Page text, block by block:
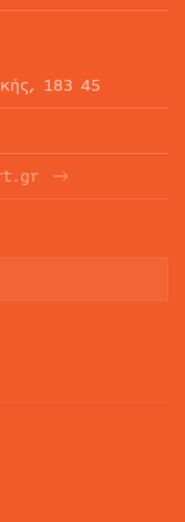
183 45